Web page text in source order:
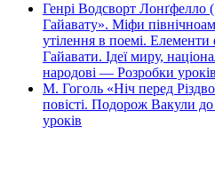
Генрі Водсворт Лонґфелло
Гайавату». Міфи
утілення в поемі.
Гайавати. Ідеї миру,
народові — Розробки уроків
М. Гоголь «Ніч перед
повісті. Подорож Вакули
уроків